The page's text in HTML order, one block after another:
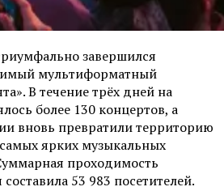
завершился
мультиформатный
В течение трёх дней на
более 130 концертов, а
вновь превратили территорию
ярких музыкальных
проходимость
53 983 посетителей.